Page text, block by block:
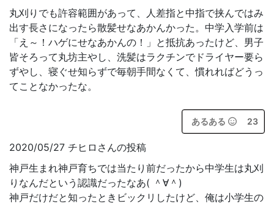
丸刈りでも許容範囲があって、人差指と中指で挟んではみ
出す長さになったら散髪せなあかんかった。中学入学前は
「え～！ハゲにせなあかんの！」と抵抗あったけど、男子
皆そろって丸坊主やし、洗髪はラクチンでドライヤー要ら
ずやし、寝ぐせ知らずで毎朝手間なくて、慣れればどうっ
てことなかったな。
あるある 23
2020/05/27 チヒロさんの投稿
神戸生まれ神戸育ちでは当たり前だったから中学生は丸刈
りなんだという認識だったなあ( ＾∀＾)
神戸だけだと知ったときビックリしたけど、俺は小学生の